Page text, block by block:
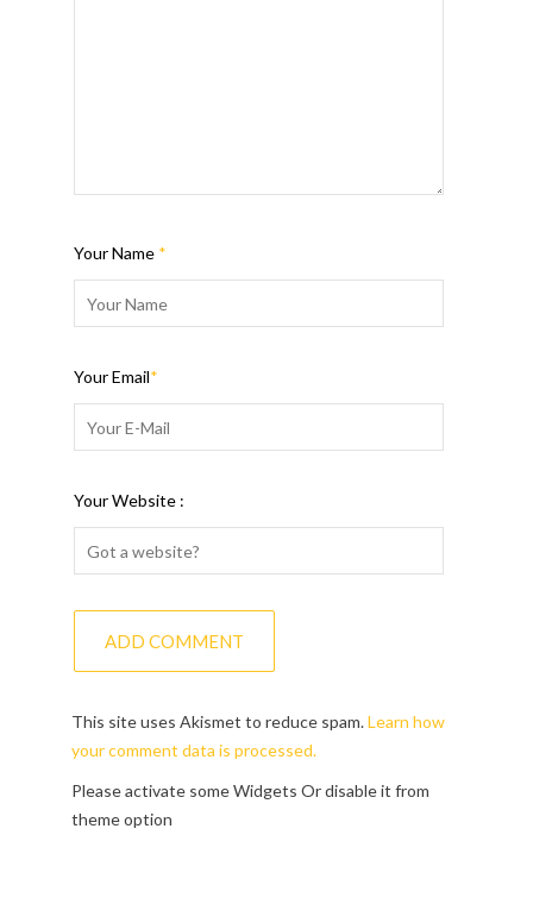
Your Name *
Your Email*
Your Website :
This site uses Akismet to reduce spam.Learn how
your comment data is processed.
Please activate some Widgets Or disable it from
theme option